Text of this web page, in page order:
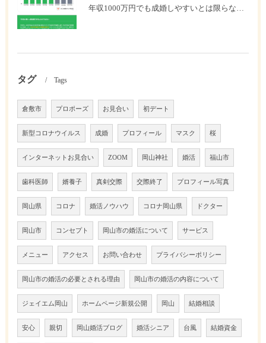
年収1000万円でも成婚しやすいとは限らない? 「年収帯別の成婚率」のリアル
タグ Tags
倉敷市 プロポーズ お見合い 初デート
新型コロナウイルス 成婚 プロフィール マスク 桜
インターネットお見合い ZOOM 岡山神社 婚活 福山市
歯科医師 婿養子 真剣交際 交際終了 プロフィール写真
岡山県 コロナ 婚活ノウハウ コロナ岡山県 ドクター
岡山市 コンセプト 岡山市の婚活について サービス
メニュー アクセス お問い合わせ プライバシーポリシー
岡山市の婚活の必要とされる理由 岡山市の婚活の内容について
ジェイエム岡山 ホームページ新規公開 岡山 結婚相談
安心 親切 岡山婚活ブログ 婚活シニア 台風 結婚資金